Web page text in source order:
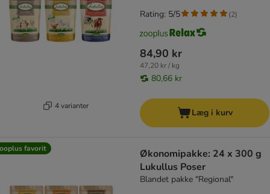
4 varianter
84,90 kr
47,20 kr / kg
80,66 kr
Rating: 5/5 (2)
Læg i kurv
favorit
Økonomipakke: 24 x 300 g
Lukullus Poser
Blandet pakke "Regional"